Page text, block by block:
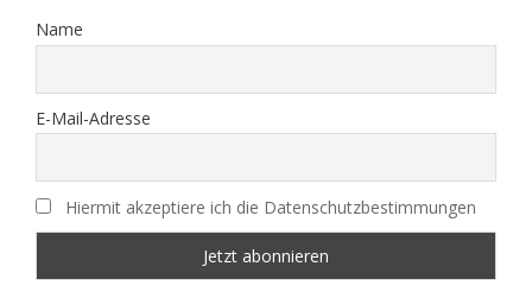
Name
E-Mail-Adresse
Hiermit akzeptiere ich die Datenschutzbestimmungen